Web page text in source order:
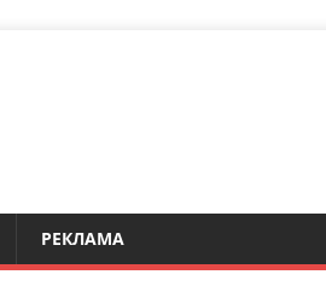
РЕКЛАМА